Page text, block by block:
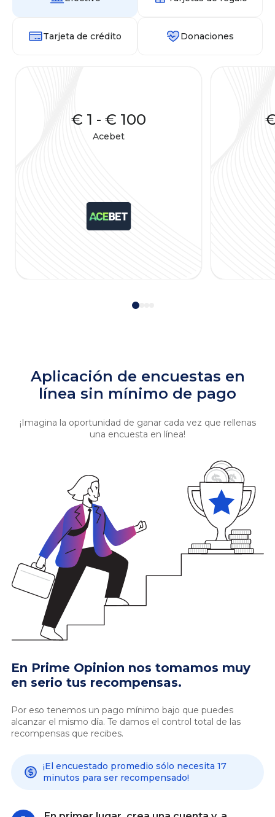
Tarjeta de crédito Donaciones
€ 1 -€ 100
Acebet
Aplicación de encuestas en
línea sin mínimo de pago
¡Imagina la oportunidad de ganar cada vez que rellenas
una encuesta en línea!
En Prime Opinion nos tomamos muy
en serio tus recompensas.
Por eso tenemos un pago mínimo bajo que puedes
alcanzar el mismo día. Te damos el control total de las
recompensas que recibes.
¡El encuestado promedio sólo necesita 17
minutos para ser recompensado!